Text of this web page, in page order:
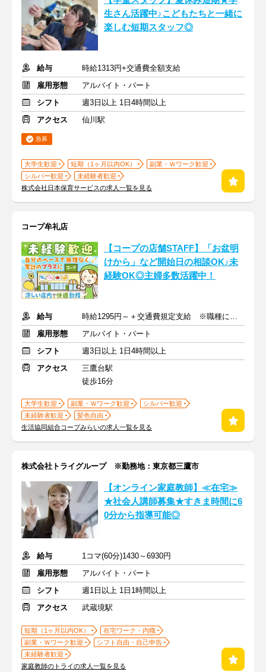
生さん活躍中♪こどもたちと一緒に
楽しむ短期スタッフ◎
給与
時給1313円+交通費全額支給
雇用形態
アルバイト・パート
シフト
週3日以上 1日4時間以上
アクセス
仙川駅
急募
大学生歓迎 短期（1ヶ月以内OK）
副業・Ｗワーク歓迎
シルバー歓迎
未経験者歓迎
株式会社日本保育サービスの求人一覧を見る
コープ牟礼店
【コープの店舗STAFF】「お盆明
けから」など開始日の相談OK♪未
経験OK◎主婦多数活躍中！
給与
時給1295円～＋交通費規定支給 ※職種により昇給あり
雇用形態
アルバイト・パート
シフト
週3日以上 1日4時間以上
アクセス
三鷹台駅
徒歩16分
大学生歓迎 副業・Ｗワーク歓迎
シルバー歓迎
未経験者歓迎
髪色自由
生活協同組合コープみらいの求人一覧を見る
株式会社トライグループ ※勤務地：東京都三鷹市
【オンライン家庭教師】≪在宅≫
★社会人講師募集★すきま時間に6
0分から指導可能◎
給与
1コマ(60分)1430～6930円
雇用形態
アルバイト・パート
シフト
週1日以上 1日1時間以上
アクセス
武蔵境駅
短期（1ヶ月以内OK）
在宅ワーク・内職
副業・Ｗワーク歓迎
シフト自由・自己申告
未経験者歓迎
家庭教師のトライの求人一覧を見る